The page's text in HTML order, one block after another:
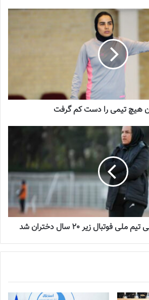
گذشته برای سومین‌بار در کورس رقابت با
جام بودند و رقابت را به حریف هم‌استانی واگذار
شهرداری سیرجان در تاریخ لیگ برتر فوتبال
می‌رفت برای لیگ پانزدهم، سیرجانی‌ها با
میدان بیایند که شروع طوفانی و برد مقابل
گام نشان داد که سیرجانی‌ها برای فتح جام
حواشی و دودستگی به درون تیم باعث شد تا
هاى ليست جدید تيم ملى فوتبال
2023-06-14
تازه‌ترین خبرها از درمان ۲ ملی‌پوش فوتبال
هیچ تیمی را دست کم گرفت
زیر 20 سال دختران شد